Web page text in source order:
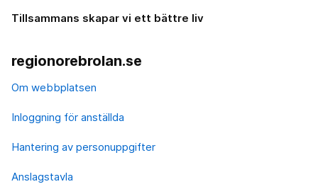
Tillsammans skapar vi ett bättre liv
regionorebrolan.se
Om webbplatsen
Inloggning för anställda
Hantering av personuppgifter
Anslagstavla